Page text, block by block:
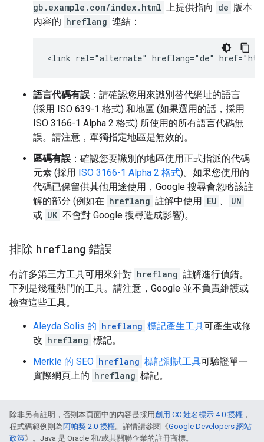
gb.example.com/index.html 上提供指向 de 版本
內容的 hreflang 連結：
<link rel="alternate" hreflang="de"
語言代碼有誤 ：請確認您用來識別替代網址的語言
(採用 ISO 639-1 格式) 和地區 (如果選用的話，採用
ISO 3166-1 Alpha 2 格式) 所使用的所有語言代碼無
誤。請注意，單獨指定地區是無效的。
區碼有誤 ：確認您要識別的地區使用正式指派的代碼
元素 (採用 ISO 3166-1 Alpha 2 格式)。如果您使用的
代碼已保留供其他用途使用，Google 搜尋會忽略該註
解的部分 (例如在 hreflang 註解中使用 EU 、
UN
或 UK 不會對 Google 搜尋造成影響)。
排除 hreflang 錯誤
有許多第三方工具可用來針對 hreflang 註解進行偵錯。
下列是幾種熱門的工具。請注意，Google 並不負責維護或
檢查這些工具。
Aleyda Solis 的 hreflang 標記產生工具可產生或修
改 hreflang 標記。
Merkle 的 SEO hreflang 標記測試工具可驗證單一
實際網頁上的 hreflang 標記。
除非另有註明，否則本頁面中的內容是採用創用 CC 姓名標示 4.0 授權 ，
程式碼範例則為阿帕契 2.0 授權。詳情請參閱《Google Developers 網站
政策》。Java 是 Oracle 和/或其關聯企業的註冊商標。